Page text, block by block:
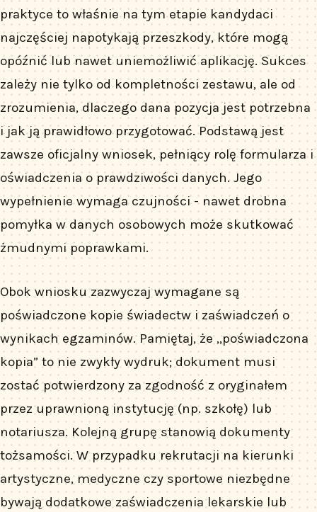
praktyce to właśnie na tym etapie kandydaci
najczęściej napotykają przeszkody, które mogą
opóźnić lub nawet uniemożliwić aplikację. Sukces
zależy nie tylko od kompletności zestawu, ale od
zrozumienia, dlaczego dana pozycja jest potrzebna
i jak ją prawidłowo przygotować. Podstawą jest
zawsze oficjalny wniosek, pełniący rolę formularza i
oświadczenia o prawdziwości danych. Jego
wypełnienie wymaga czujności - nawet drobna
pomyłka w danych osobowych może skutkować
żmudnymi poprawkami.
Obok wniosku zazwyczaj wymagane są
poświadczone kopie świadectw i zaświadczeń o
wynikach egzaminów. Pamiętaj, że „poświadczona
kopia” to nie zwykły wydruk; dokument musi
zostać potwierdzony za zgodność z oryginałem
przez uprawnioną instytucję (np. szkołę) lub
notariusza. Kolejną grupę stanowią dokumenty
tożsamości. W przypadku rekrutacji na kierunki
artystyczne, medyczne czy sportowe niezbędne
bywają dodatkowe zaświadczenia lekarskie lub